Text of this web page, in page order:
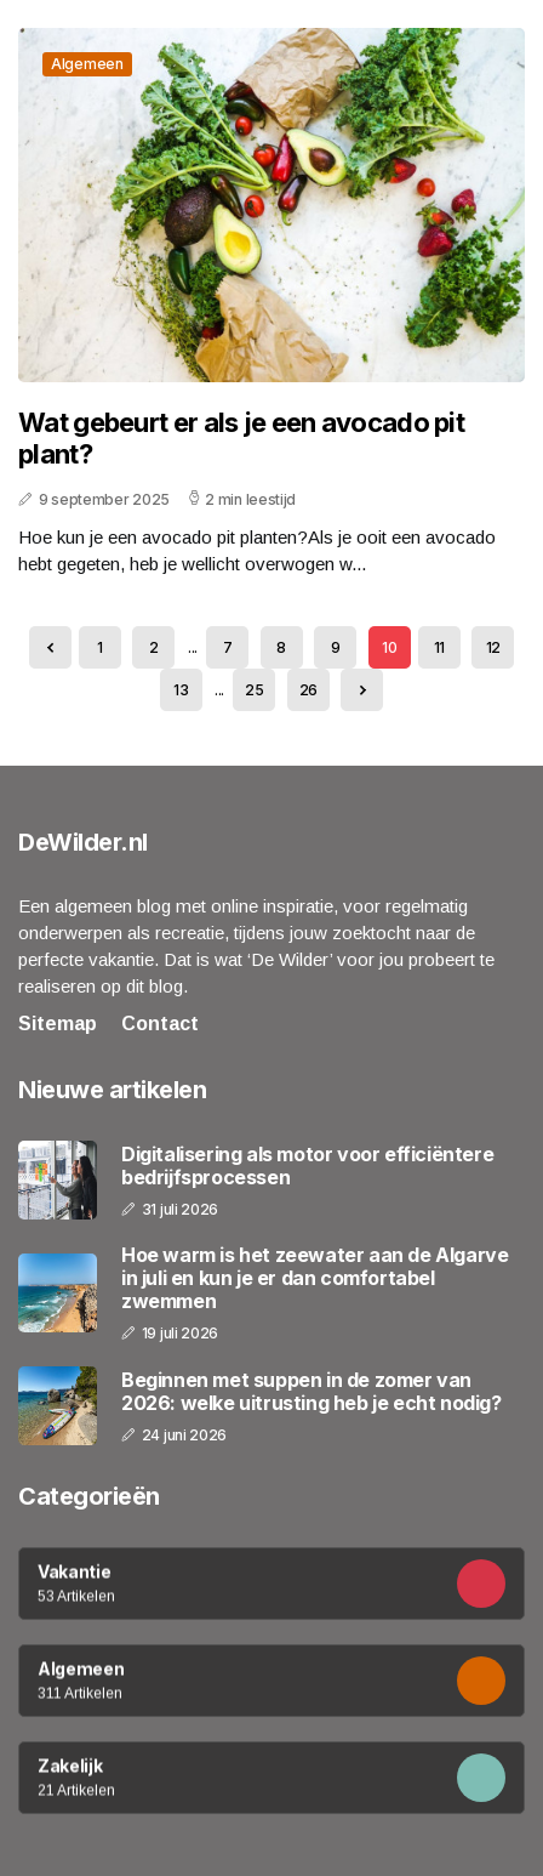
Algemeen
Wat gebeurt er als je een avocado pit
plant?
9 september 2025 2 min leestijd
Hoe kun je een avocado pit planten?Als je ooit een avocado
hebt gegeten, heb je wellicht overwogen w...
1 2 ... 7 8 9 10 11 12
13 ... 25 26
DeWilder.nl
Een algemeen blog met online inspiratie, voor regelmatig
onderwerpen als recreatie, tijdens jouw zoektocht naar de
perfecte vakantie. Dat is wat ‘De Wilder’ voor jou probeert te
realiseren op dit blog.
Sitemap
Contact
Nieuwe artikelen
Digitalisering als motor voor efficiëntere
bedrijfsprocessen
31 juli 2026
Hoe warm is het zeewater aan de Algarve
in juli en kun je er dan comfortabel
zwemmen
19 juli 2026
Beginnen met suppen in de zomer van
2026: welke uitrusting heb je echt nodig?
24 juni 2026
Categorieën
Vakantie
53 Artikelen
Algemeen
311 Artikelen
Zakelijk
21 Artikelen